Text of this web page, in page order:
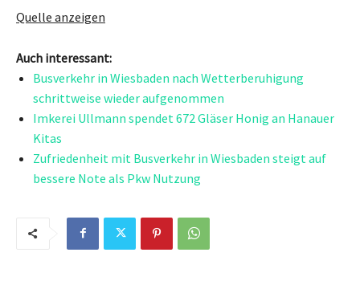
Quelle anzeigen
Auch interessant:
Busverkehr in Wiesbaden nach Wetterberuhigung
schrittweise wieder aufgenommen
Imkerei Ullmann spendet 672 Gläser Honig an Hanauer
Kitas
Zufriedenheit mit Busverkehr in Wiesbaden steigt auf
bessere Note als Pkw Nutzung